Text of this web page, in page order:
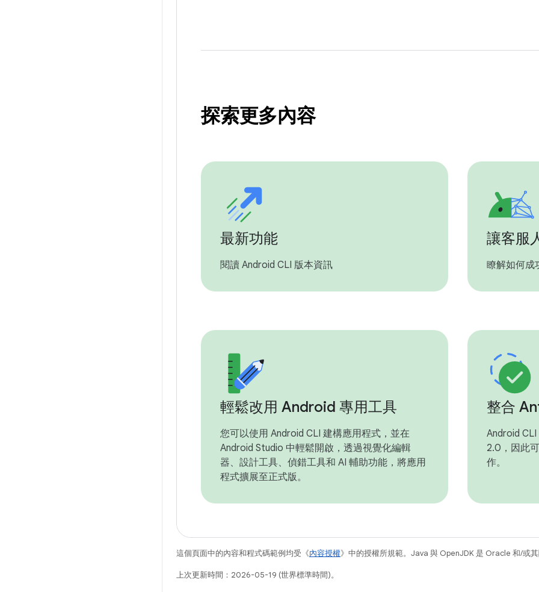
探索更多內容
最新功能
閱讀 Android CLI 版本資訊
讓客服
瞭解如何成
輕鬆改用 Android 專用工具
您可以使用 Android CLI 建構應用程式，並在
Android Studio 中輕鬆開啟，透過視覺化編輯
器、設計工具、偵錯工具和 AI 輔助功能，將應用
程式擴展至正式版。
整合
Android
2.0，因此
作。
這個頁面中的內容和程式碼範例均受《內容授權》中的授權所規範。Java 與 OpenJDK 是 Oracle 和/或
上次更新時間：2026-05-19 (世界標準時間)。